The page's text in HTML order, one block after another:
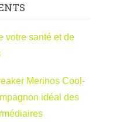
votre santé et de
Merinos Cool-
idéal des